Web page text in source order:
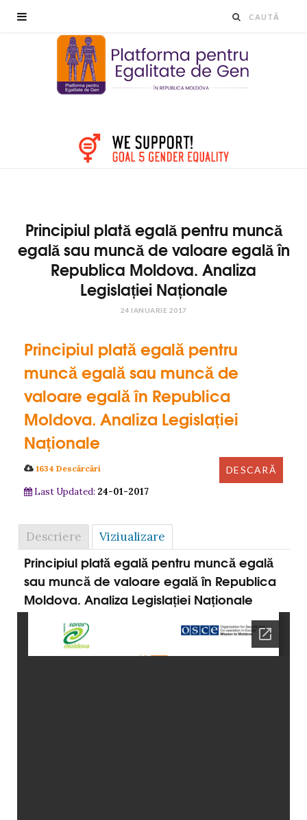
Principiul plată egală pentru muncă
egală sau muncă de valoare egală în
Republica Moldova. Analiza
Legislației Naționale
24 IANUARIE 2017
Principiul plată egală pentru
muncă egală sau muncă de
valoare egală în Republica
Moldova. Analiza Legislației
Naționale
1634 Descărcări
Last Updated: 24-01-2017
Descriere Viziualizare
Principiul plată egală pentru muncă egală
sau muncă de valoare egală în Republica
Moldova. Analiza Legislației Naționale